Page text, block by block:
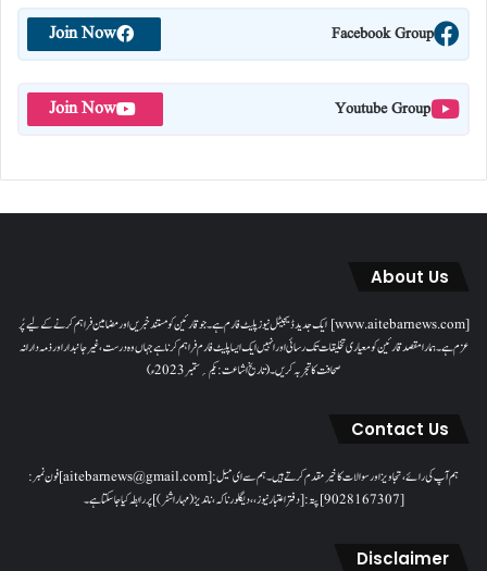
Facebook Group
Join Now
Youtube Group
Join Now
About Us
[www.aitebarnews.com] ایک جدید ڈیجیٹل نیوز پلیٹ فارم ہے۔ جو قارئین کو مستند خبریں اور مضامین فراہم کرنے کے لیے پُر
عزم ہے۔ ہمارا مقصدقارئین کو معیاری تخلیقات تک رسائی اور انہیں ایک ایسا پلیٹ فارم فراہم کرنا ہے جہاں وہ درست، غیر جانبدار اور ذمہ دارانہ
صحافت کا تجربہ کریں۔( تاریخ اشاعت : یکم؍ ستمبر 2023ء)
Contact Us
ہم آپ کی رائے، تجاویز اور سوالات کا خیرمقدم کرتے ہیں۔ ہم سےای میل: [aitebarnews@gmail.com]فون نمبر:
[9028167307]پتہ: [دفتر اعتبار نیوز، ، دیگلور ناکہ، ناندیڑ(مہاراشٹر) ] پر رابطہ کیا جاسکتا ہے۔
Disclaimer